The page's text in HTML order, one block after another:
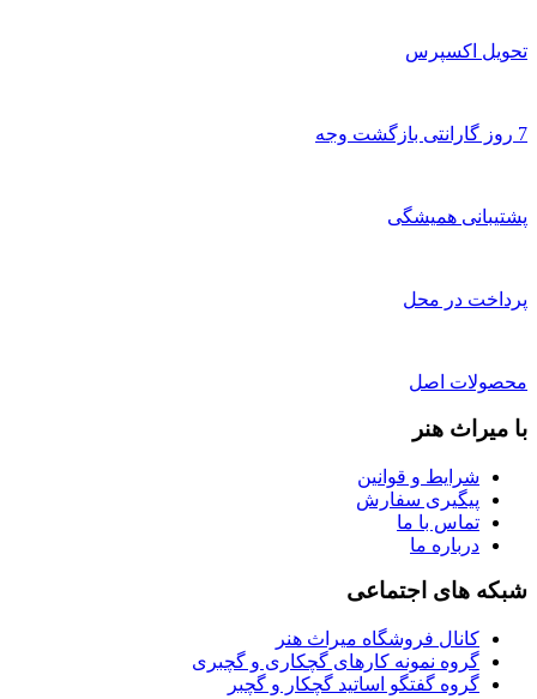
تحویل اکسپرس
7 روز گارانتی بازگشت وجه
پشتیبانی همیشگی
پرداخت در محل
محصولات اصل
با میراث هنر
شرایط و قوانین
پیگیری سفارش
تماس با ما
درباره ما
شبکه های اجتماعی
کانال فروشگاه میراث هنر
گروه نمونه کارهای گچکاری و گچبری
گروه گفتگو اساتید گچکار و گچبر